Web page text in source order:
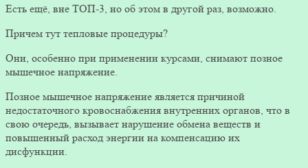
Есть ещё, вне ТОП-3, но об этом в другой раз, возможно.
Причем тут тепловые процедуры?
Они, особенно при применении курсами, снимают позное
мышечное напряжение.
Позное мышечное напряжение является причиной
недостаточного кровоснабжения внутренних органов, что в
свою очередь, вызывает нарушение обмена веществ и
повышенный расход энергии на компенсацию их
дисфункции.